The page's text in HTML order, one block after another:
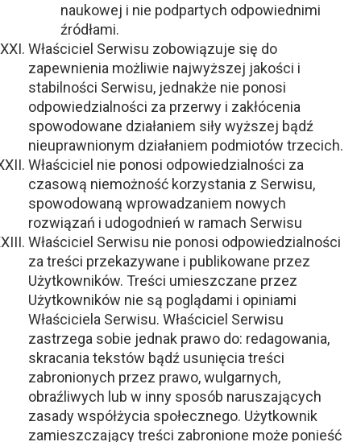
naukowej i nie podpartych odpowiednimi
źródłami.
Właściciel Serwisu zobowiązuje się do
zapewnienia możliwie najwyższej jakości i
stabilności Serwisu, jednakże nie ponosi
odpowiedzialności za przerwy i zakłócenia
spowodowane działaniem siły wyższej bądź
nieuprawnionym działaniem podmiotów trzecich.
Właściciel nie ponosi odpowiedzialności za
czasową niemożność korzystania z Serwisu,
spowodowaną wprowadzaniem nowych
rozwiązań i udogodnień w ramach Serwisu
Właściciel Serwisu nie ponosi odpowiedzialności
za treści przekazywane i publikowane przez
Użytkowników. Treści umieszczane przez
Użytkowników nie są poglądami i opiniami
Właściciela Serwisu. Właściciel Serwisu
zastrzega sobie jednak prawo do: redagowania,
skracania tekstów bądź usunięcia treści
zabronionych przez prawo, wulgarnych,
obraźliwych lub w inny sposób naruszających
zasady współżycia społecznego. Użytkownik
zamieszczający treści zabronione może ponieść